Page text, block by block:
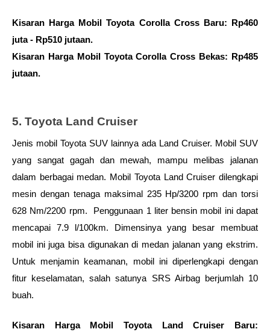
Kisaran Harga Mobil Toyota Corolla Cross Baru: Rp460
juta - Rp510 jutaan.
Kisaran Harga Mobil Toyota Corolla Cross Bekas: Rp485
jutaan.
5. Toyota Land Cruiser
Jenis mobil Toyota SUV lainnya ada Land Cruiser. Mobil SUV
yang sangat gagah dan mewah, mampu melibas jalanan
dalam berbagai medan. Mobil Toyota Land Cruiser dilengkapi
mesin dengan tenaga maksimal 235 Hp/3200 rpm dan torsi
628 Nm/2200 rpm.  Penggunaan 1 liter bensin mobil ini dapat
mencapai 7.9 l/100km. Dimensinya yang besar membuat
mobil ini juga bisa digunakan di medan jalanan yang ekstrim.
Untuk menjamin keamanan, mobil ini diperlengkapi dengan
fitur keselamatan, salah satunya SRS Airbag berjumlah 10
buah.
Kisaran Harga Mobil Toyota Land Cruiser Baru: